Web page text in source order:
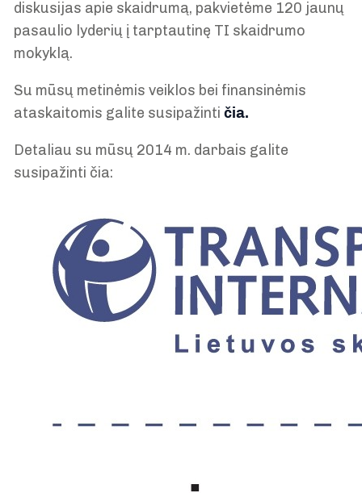
diskusijas apie skaidrumą, pakvietėme 120 jaunų
pasaulio lyderių į tarptautinę TI skaidrumo
mokyklą.
Su mūsų metinėmis veiklos bei finansinėmis
ataskaitomis galite susipažinti čia.
Detaliau su mūsų 2014 m. darbais galite
susipažinti čia: